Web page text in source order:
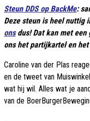
Steun DDS op BackMe:
Deze steun is heel nuttig
onsdus! Dat kan met een
ons het partijkartel en
Caroline van der Plas
en de tweet van
wat hij wil. Alles wat je
van de